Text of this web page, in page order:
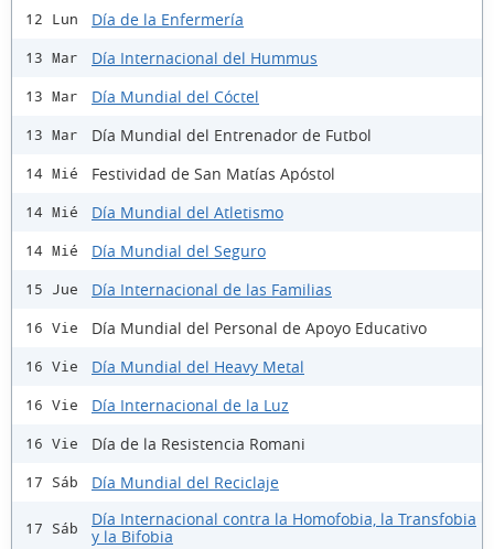
12 Lun Día de la Enfermería
13 Mar Día Internacional del Hummus
13 Mar Día Mundial del Cóctel
13 Mar Día Mundial del Entrenador de Futbol
14 Mié Festividad de San Matías Apóstol
14 Mié Día Mundial del Atletismo
14 Mié Día Mundial del Seguro
15 Jue Día Internacional de las Familias
16 Vie Día Mundial del Personal de Apoyo Educativo
16 Vie Día Mundial del Heavy Metal
16 Vie Día Internacional de la Luz
16 Vie Día de la Resistencia Romani
17 Sáb Día Mundial del Reciclaje
17 Sáb
Día Internacional contra la Homofobia, la Transfobia
y la Bifobia